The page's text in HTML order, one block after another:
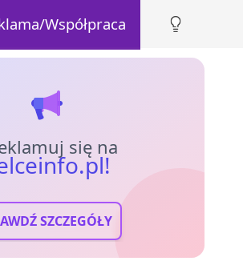
Współpraca
się na
SZCZEGÓŁY